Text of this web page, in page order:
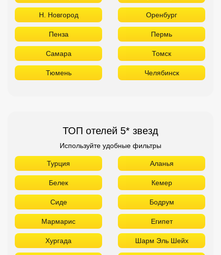
Н. Новгород Оренбург
Пенза Пермь
Самара Томск
Тюмень Челябинск
ТОП отелей 5* звезд
Используйте удобные фильтры
Турция Аланья
Белек Кемер
Сиде Бодрум
Мармарис Египет
Хургада Шарм Эль Шейх